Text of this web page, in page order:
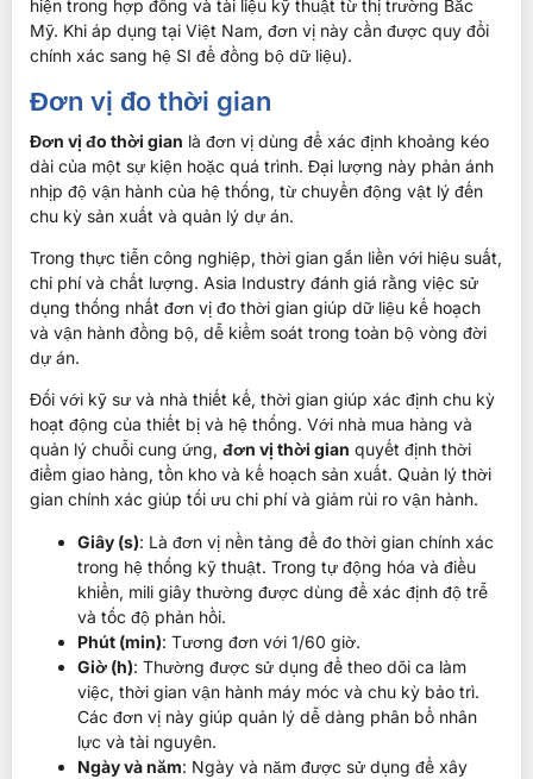
hiện trong hợp đồng và tài liệu kỹ thuật từ thị trường Bắc
Mỹ. Khi áp dụng tại Việt Nam, đơn vị này cần được quy đổi
chính xác sang hệ SI để đồng bộ dữ liệu).
Đơn vị đo thời gian
Đơn vị đo thời gian là đơn vị dùng để xác định khoảng kéo
dài của một sự kiện hoặc quá trình. Đại lượng này phản ánh
nhịp độ vận hành của hệ thống, từ chuyển động vật lý đến
chu kỳ sản xuất và quản lý dự án.
Trong thực tiễn công nghiệp, thời gian gắn liền với hiệu suất,
chi phí và chất lượng. Asia Industry đánh giá rằng việc sử
dụng thống nhất đơn vị đo thời gian giúp dữ liệu kế hoạch
và vận hành đồng bộ, dễ kiểm soát trong toàn bộ vòng đời
dự án.
Đối với kỹ sư và nhà thiết kế, thời gian giúp xác định chu kỳ
hoạt động của thiết bị và hệ thống. Với nhà mua hàng và
quản lý chuỗi cung ứng, đơn vị thời gian quyết định thời
điểm giao hàng, tồn kho và kế hoạch sản xuất. Quản lý thời
gian chính xác giúp tối ưu chi phí và giảm rủi ro vận hành.
Giây (s): Là đơn vị nền tảng để đo thời gian chính xác
trong hệ thống kỹ thuật. Trong tự động hóa và điều
khiển, mili giây thường được dùng để xác định độ trễ
và tốc độ phản hồi.
Phút (min): Tương đơn với 1/60 giờ.
Giờ (h): Thường được sử dụng để theo dõi ca làm
việc, thời gian vận hành máy móc và chu kỳ bảo trì.
Các đơn vị này giúp quản lý dễ dàng phân bổ nhân
lực và tài nguyên.
Ngày và năm: Ngày và năm được sử dụng để xây